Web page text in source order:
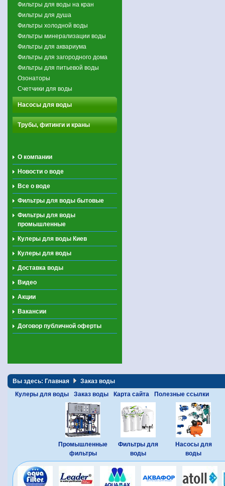
Фильтры для воды на кран
Фильтры для душа
Фильтры холодной воды
Фильтры минерализации воды
Фильтры для аквариума
Фильтры для загородного дома
Фильтры для питьевой воды
Озонаторы
Счетчики для воды
Насосы для воды
Трубы, фитинги и краны
О компании
Новости о воде
Все о воде
Фильтры для воды бытовые
Фильтры для воды
промышленные
Кулеры для воды Киев
Кулеры для воды
Доставка воды
Видео
Акции
Вакансии
Договор публичной оферты
Вы здесь: Главная
Заказ воды
Кулеры для воды
Заказ воды Карта сайта Полезные ссылки
Промышленные
фильтры
Фильтры для
воды
Насосы для
воды